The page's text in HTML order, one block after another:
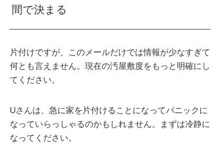
間で決まる
片付けですが、このメールだけでは情報が少なすぎて
何とも言えません。現在の汚屋敷度をもっと明確にし
てください。
Uさんは、急に家を片付けることになってパニックに
なっていらっしゃるのかもしれません。まずは冷静に
なってください。